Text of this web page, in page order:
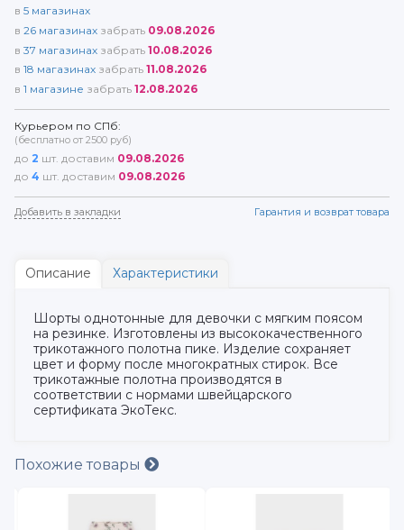
в 5 магазинах
в 26 магазинах забрать 09.08.2026
в 37 магазинах забрать 10.08.2026
в 18 магазинах забрать 11.08.2026
в 1 магазине забрать 12.08.2026
Курьером по СПб:
(бесплатно от 2500 руб)
до 2 шт. доставим 09.08.2026
до 4 шт. доставим 09.08.2026
Добавить в закладки Гарантия и возврат товара
Описание Характеристики
Шорты однотонные для девочки с мягким поясом
на резинке. Изготовлены из высококачественного
трикотажного полотна пике. Изделие сохраняет
цвет и форму после многократных стирок. Все
трикотажные полотна производятся в
соответствии с нормами швейцарского
сертификата ЭкоТекс.
Похожие товары